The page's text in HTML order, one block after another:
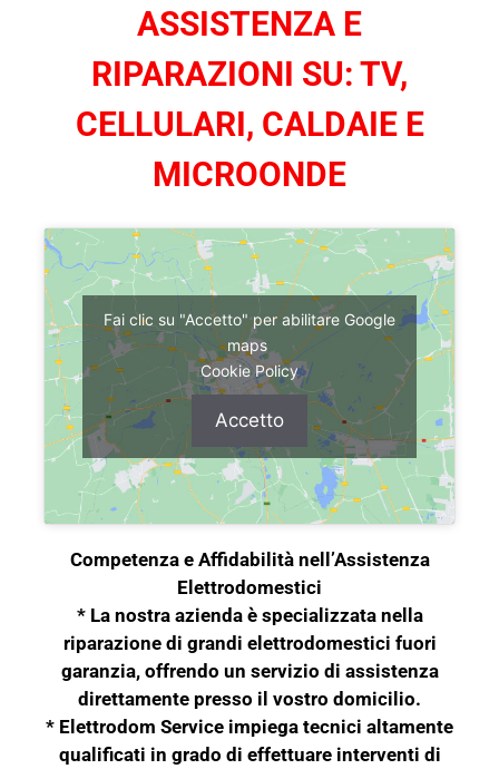
ASSISTENZA E
RIPARAZIONI SU: TV,
CELLULARI, CALDAIE E
MICROONDE
Fai clic su "Accetto" per abilitare Google
maps
Cookie Policy
Accetto
Competenza e Affidabilità nell’Assistenza
Elettrodomestici
* La nostra azienda è specializzata nella
riparazione di grandi elettrodomestici fuori
garanzia, offrendo un servizio di assistenza
direttamente presso il vostro domicilio.
* Elettrodom Service impiega tecnici altamente
qualificati in grado di effettuare interventi di